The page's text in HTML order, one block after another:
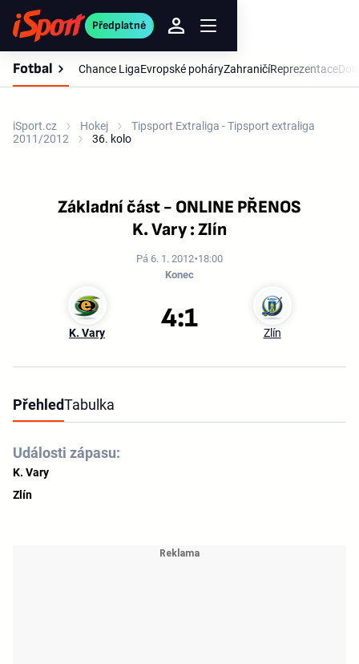
Předplatné
Fotbal Chance LigaEvropské poháryZahraničíReprezentace
iSport.cz Hokej
Tipsport Extraliga - Tipsport extraliga
2011/2012
36. kolo
Základní část - ONLINE PŘENOS
K. Vary : Zlín
Pá 6. 1. 2012 18:00
Konec
K. Vary Zlín
4:1
PřehledTabulka
Události zápasu:
K. Vary
Zlín